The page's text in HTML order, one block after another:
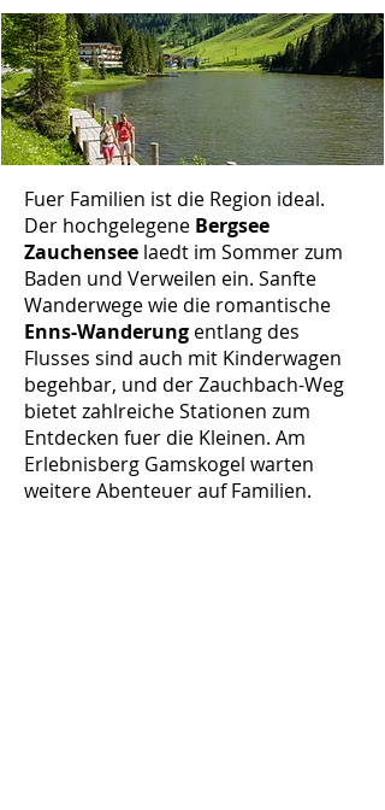
Fuer Familien ist die Region ideal.
Der hochgelegene Bergsee
Zauchensee laedt im Sommer zum
Baden und Verweilen ein. Sanfte
Wanderwege wie die romantische
Enns-Wanderung entlang des
Flusses sind auch mit Kinderwagen
begehbar, und der Zauchbach-Weg
bietet zahlreiche Stationen zum
Entdecken fuer die Kleinen. Am
Erlebnisberg Gamskogel warten
weitere Abenteuer auf Familien.